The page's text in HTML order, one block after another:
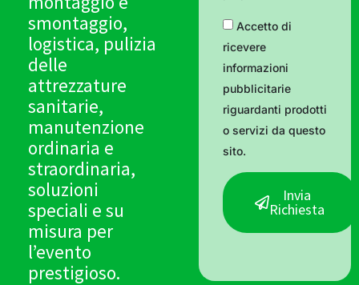
smontaggio,
logistica, pulizia
delle
attrezzature
sanitarie,
manutenzione
ordinaria e
straordinaria,
soluzioni
speciali e su
misura per
l’evento
prestigioso.
Accetto di
ricevere
informazioni
pubblicitarie
riguardanti prodotti
o servizi da questo
sito.
Invia
Richiesta